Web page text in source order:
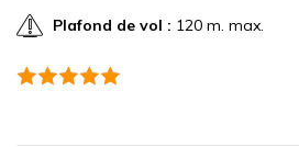
Plafond de vol : 120 m. max.